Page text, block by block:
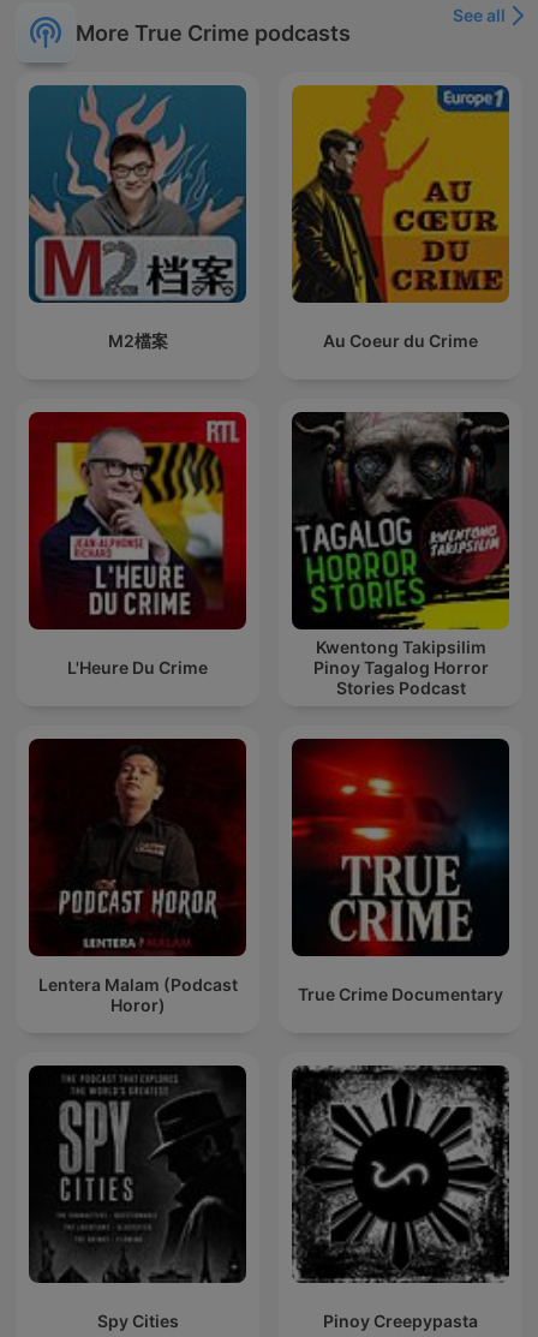
More True Crime podcasts
See all
M2檔案 Au Coeur du Crime
L'Heure Du Crime
Kwentong Takipsilim
Pinoy Tagalog Horror
Stories Podcast
Lentera Malam (Podcast
Horor)
True Crime Documentary
Spy Cities Pinoy Creepypasta